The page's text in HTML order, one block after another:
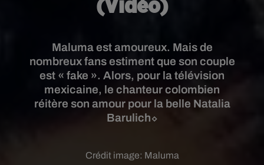
(Vidéo)
Maluma est amoureux. Mais de
nombreux fans estiment que son couple
est « fake ». Alors, pour la télévision
mexicaine, le chanteur colombien
réitère son amour pour la belle Natalia
Barulich⬦
Crédit image: Maluma